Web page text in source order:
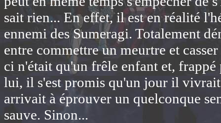
sait rien... En effet, il est en réalité
ennemi des Sumeragi. Totalement
entre commettre un meurtre et
ci n'était qu'un frêle enfant et,
lui, il s'est promis qu'un jour il vivrait
arrivait à éprouver un quelconque
sauve. Sinon...